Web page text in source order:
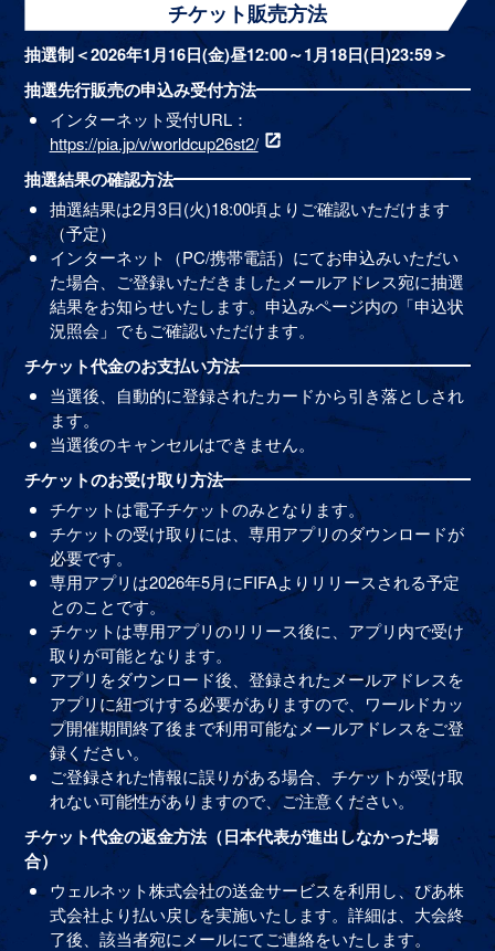
チケット販売方法
抽選制＜2026年1月16日(金)昼12:00～1月18日(日)23:59＞
抽選先行販売の申込み受付方法
インターネット受付URL：
https://pia.jp/v/worldcup26st2/
抽選結果の確認方法
抽選結果は2月3日(火)18:00頃よりご確認いただけます
（予定）
インターネット（PC/携帯電話）にてお申込みいただい
た場合、ご登録いただきましたメールアドレス宛に抽選
結果をお知らせいたします。申込みページ内の「申込状
況照会」でもご確認いただけます。
チケット代金のお支払い方法
当選後、自動的に登録されたカードから引き落としされ
ます。
当選後のキャンセルはできません。
チケットのお受け取り方法
チケットは電子チケットのみとなります。
チケットの受け取りには、専用アプリのダウンロードが
必要です。
専用アプリは2026年5月にFIFAよりリリースされる予定
とのことです。
チケットは専用アプリのリリース後に、アプリ内で受け
取りが可能となります。
アプリをダウンロード後、登録されたメールアドレスを
アプリに紐づけする必要がありますので、ワールドカッ
プ開催期間終了後まで利用可能なメールアドレスをご登
録ください。
ご登録された情報に誤りがある場合、チケットが受け取
れない可能性がありますので、ご注意ください。
チケット代金の返金方法（日本代表が進出しなかった場
合）
ウェルネット株式会社の送金サービスを利用し、ぴあ株
式会社より払い戻しを実施いたします。詳細は、大会終
了後、該当者宛にメールにてご連絡をいたします。